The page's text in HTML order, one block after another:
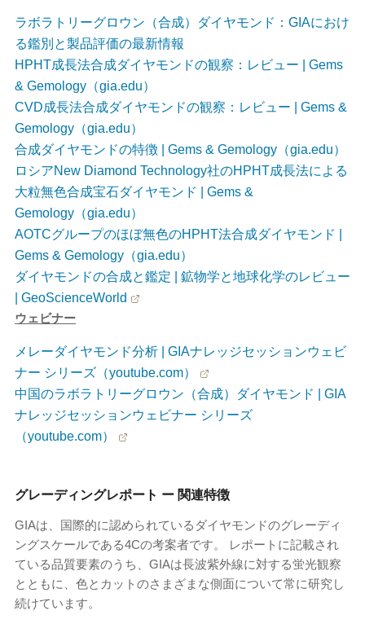
ラボラトリーグロウン（合成）ダイヤモンド：GIAにおけ
る鑑別と製品評価の最新情報
HPHT成長法合成ダイヤモンドの観察：レビュー | Gems
& Gemology（gia.edu）
CVD成長法合成ダイヤモンドの観察：レビュー | Gems &
Gemology（gia.edu）
合成ダイヤモンドの特徴 | Gems & Gemology（gia.edu）
ロシアNew Diamond Technology社のHPHT成長法による
大粒無色合成宝石ダイヤモンド | Gems &
Gemology（gia.edu）
AOTCグループのほぼ無色のHPHT法合成ダイヤモンド |
Gems & Gemology（gia.edu）
ダイヤモンドの合成と鑑定 | 鉱物学と地球化学のレビュー
| GeoScienceWorld
ウェビナー
メレーダイヤモンド分析 | GIAナレッジセッションウェビ
ナー シリーズ（youtube.com）
中国のラボラトリーグロウン（合成）ダイヤモンド | GIA
ナレッジセッションウェビナー シリーズ
（youtube.com）
グレーディングレポート ー 関連特徴
GIAは、国際的に認められているダイヤモンドのグレーディ
ングスケールである4Cの考案者です。 レポートに記載され
ている品質要素のうち、GIAは長波紫外線に対する蛍光観察
とともに、色とカットのさまざまな側面について常に研究し
続けています。